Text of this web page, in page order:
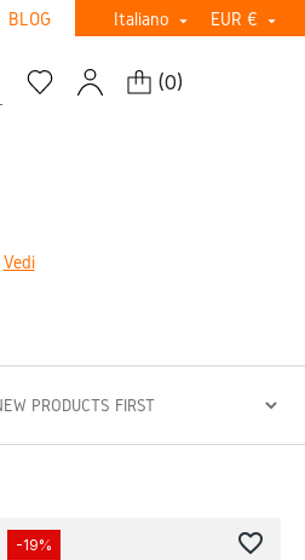
BLOG Italiano  EUR € 
(0)
Vedi
-19% favorite_border